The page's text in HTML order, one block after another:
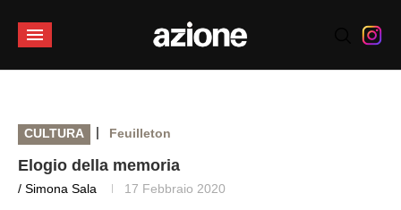
CULTURA | Feuilleton
Elogio della memoria
/ Simona Sala 17 Febbraio 2020